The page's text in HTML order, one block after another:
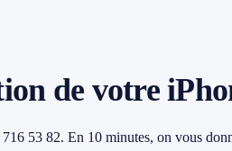
de votre
716 53 82. En 10 minutes, on vous